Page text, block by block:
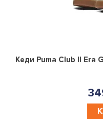
Кеди Puma Club II Era